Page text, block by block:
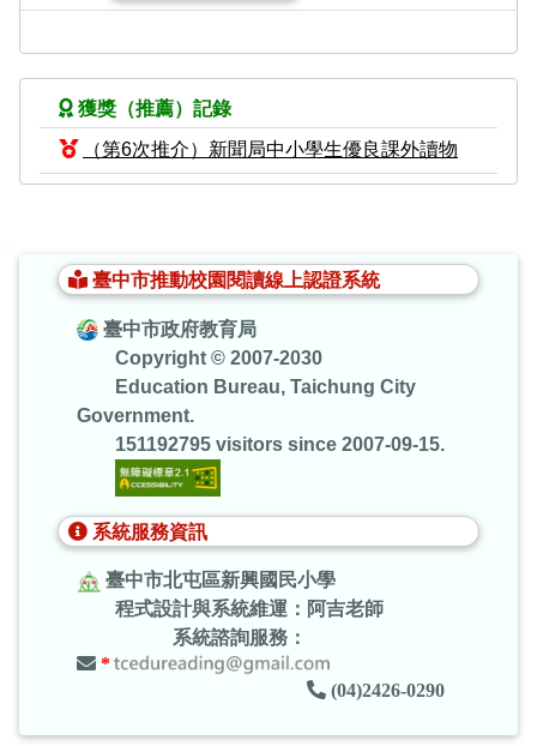
獲獎（推薦）記錄
（第6次推介）新聞局中小學生優良課外讀物
臺中市推動校園閱讀線上認證系統
臺中市政府教育局
Copyright © 2007-2030
Education Bureau, Taichung City
Government.
151192795 visitors since 2007-09-15.
系統服務資訊
臺中市北屯區新興國民小學
程式設計與系統維運：阿吉老師
系統諮詢服務：
*
(04)2426-0290